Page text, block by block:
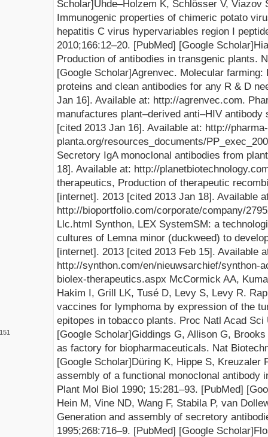
Scholar]Uhde–Holzem K, Schlösser V, Viazov
Immunogenic properties of chimeric potato
hepatitis C virus hypervariables region I
2010;166:12–20. [PubMed] [Google Scholar]
Production of antibodies in transgenic plants.
[Google Scholar]Agrenvec. Molecular farming:
proteins and clean antibodies for any R & D
Jan 16]. Available at: http://agrenvec.com.
manufactures plant–derived anti–HIV
[cited 2013 Jan 16]. Available at: http://pharma-
planta.org/resources_documents/
Secretory IgA monoclonal antibodies from
18]. Available at: http://
therapeutics, Production of therapeutic
[internet]. 2013 [cited 2013 Jan 18]. Available
http://bioportfolio.com/corporate/company/
Llc.html Synthon, LEX SystemSM: a
cultures of Lemna minor (duckweed) to
[internet]. 2013 [cited 2013 Feb 15]. Available
http://synthon.com/en/nieuwsarchief/synthon-
biolex-therapeutics.aspx McCormick AA,
Hakim I, Grill LK, Tusé D, Levy S, Levy R.
vaccines for lymphoma by expression of the
epitopes in tobacco plants. Proc Natl Acad Sci
[Google Scholar]Giddings G, Allison G,
as factory for biopharmaceuticals. Nat
[Google Scholar]Düring K, Hippe S, Kreuzaler
assembly of a functional monoclonal antibody
Plant Mol Biol 1990; 15:281–93. [PubMed] [
Hein M, Vine ND, Wang F, Stabila P, van
Generation and assembly of secretory
1995;268:716–9. [PubMed] [Google Scholar]